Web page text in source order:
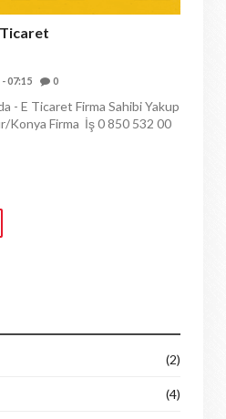
-07:15 0
- E Ticaret Firma Sahibi Yakup
Konya Firma İş 0 850 532 00
(2)
(4)